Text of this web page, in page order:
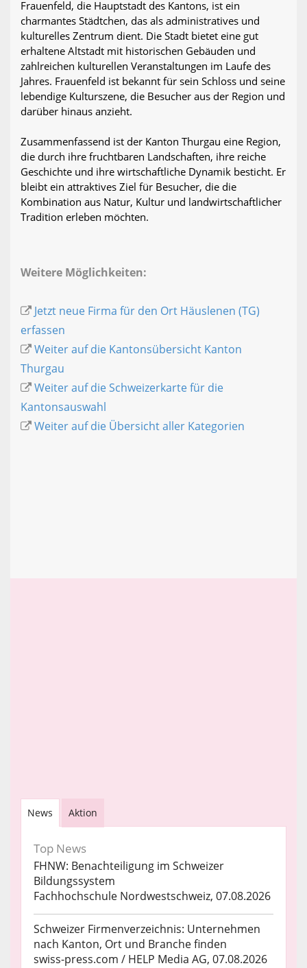
Frauenfeld, die Hauptstadt des Kantons, ist ein
charmantes Städtchen, das als administratives und
kulturelles Zentrum dient. Die Stadt bietet eine gut
erhaltene Altstadt mit historischen Gebäuden und
zahlreichen kulturellen Veranstaltungen im Laufe des
Jahres. Frauenfeld ist bekannt für sein Schloss und seine
lebendige Kulturszene, die Besucher aus der Region und
darüber hinaus anzieht.
Zusammenfassend ist der Kanton Thurgau eine Region,
die durch ihre fruchtbaren Landschaften, ihre reiche
Geschichte und ihre wirtschaftliche Dynamik besticht. Er
bleibt ein attraktives Ziel für Besucher, die die
Kombination aus Natur, Kultur und landwirtschaftlicher
Tradition erleben möchten.
Weitere Möglichkeiten:
Jetzt neue Firma für den Ort Häuslenen (TG)
erfassen
Weiter auf die Kantonsübersicht Kanton
Thurgau
Weiter auf die Schweizerkarte für die
Kantonsauswahl
Weiter auf die Übersicht aller Kategorien
News Aktion
Top News
FHNW: Benachteiligung im Schweizer
Bildungssystem
Fachhochschule Nordwestschweiz, 07.08.2026
Schweizer Firmenverzeichnis: Unternehmen
nach Kanton, Ort und Branche finden
swiss-press.com / HELP Media AG, 07.08.2026